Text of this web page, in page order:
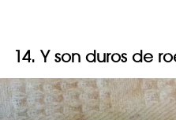
14. Y son duros de